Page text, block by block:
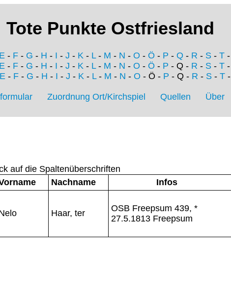
Tote Punkte Ostfriesland
- F - G - H - I - J - K - L- M - N - O - Ö - P - Q - R - S - T -
- F - G - H - I - J - K - L- M - N - O - Ö - P - Q - R - S - T -
- F- G - H - I - J - K- L- M - N - O - Ö - P - Q - R - S- T-
Zuordnung Ort/Kirchspiel Quellen Über
auf die Spaltenüberschriften
Nachname Infos
Haar, ter
OSB Freepsum 439, *
27.5.1813 Freepsum